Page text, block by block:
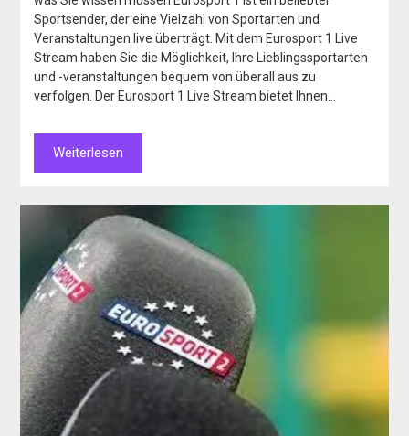
Sportsender, der eine Vielzahl von Sportarten und
Veranstaltungen live überträgt. Mit dem Eurosport 1 Live
Stream haben Sie die Möglichkeit, Ihre Lieblingssportarten
und -veranstaltungen bequem von überall aus zu
verfolgen. Der Eurosport 1 Live Stream bietet Ihnen…
Weiterlesen